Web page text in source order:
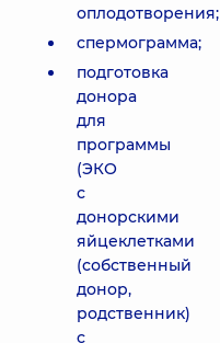
оплодотворения;
спермограмма;
подготовка
донора
для
программы
(ЭКО
с
донорскими
яйцеклетками
(собственный
донор,
родственник)
с